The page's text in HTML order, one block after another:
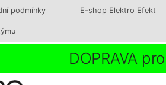
podmínky E-shop Elektro Efekt
DOPRAVA